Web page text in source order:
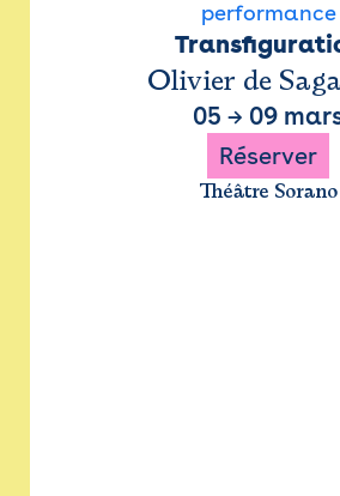
performance
Olivier de
05 → 09
Réserver
Théâtre Sorano